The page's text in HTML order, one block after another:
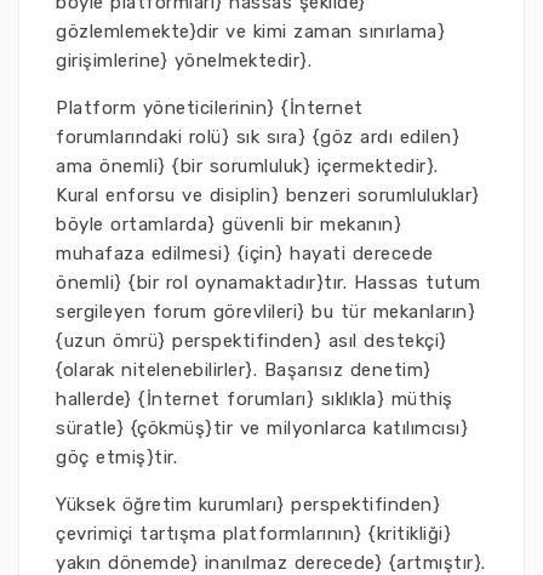
gözlemlemekte}dir ve kimi zaman sınırlama}
girişimlerine} yönelmektedir}.
Platform yöneticilerinin} {İnternet
forumlarındaki rolü} sık sıra} {göz ardı edilen}
ama önemli} {bir sorumluluk} içermektedir}.
Kural enforsu ve disiplin} benzeri sorumluluklar}
böyle ortamlarda} güvenli bir mekanın}
muhafaza edilmesi} {için} hayati derecede
önemli} {bir rol oynamaktadır}tır. Hassas tutum
sergileyen forum görevlileri} bu tür mekanların}
{uzun ömrü} perspektifinden} asıl destekçi}
{olarak nitelenebilirler}. Başarısız denetim}
hallerde} {İnternet forumları} sıklıkla} müthiş
süratle} {çökmüş}tir ve milyonlarca katılımcısı}
göç etmiş}tir.
Yüksek öğretim kurumları} perspektifinden}
çevrimiçi tartışma platformlarının} {kritikliği}
yakın dönemde} inanılmaz derecede} {artmıştır}.